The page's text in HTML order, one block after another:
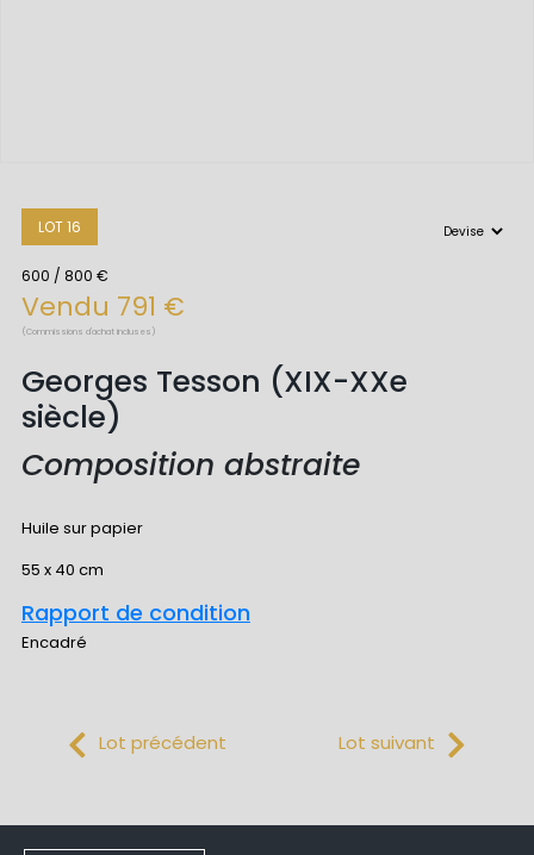
LOT 16
600 / 800 €
Vendu 791 €
(Commissions d'achat incluses)
Georges Tesson (XIX-XXe
siècle)
Composition abstraite
Huile sur papier
55 x 40 cm
Rapport de condition
Encadré
Lot précédent Lot suivant